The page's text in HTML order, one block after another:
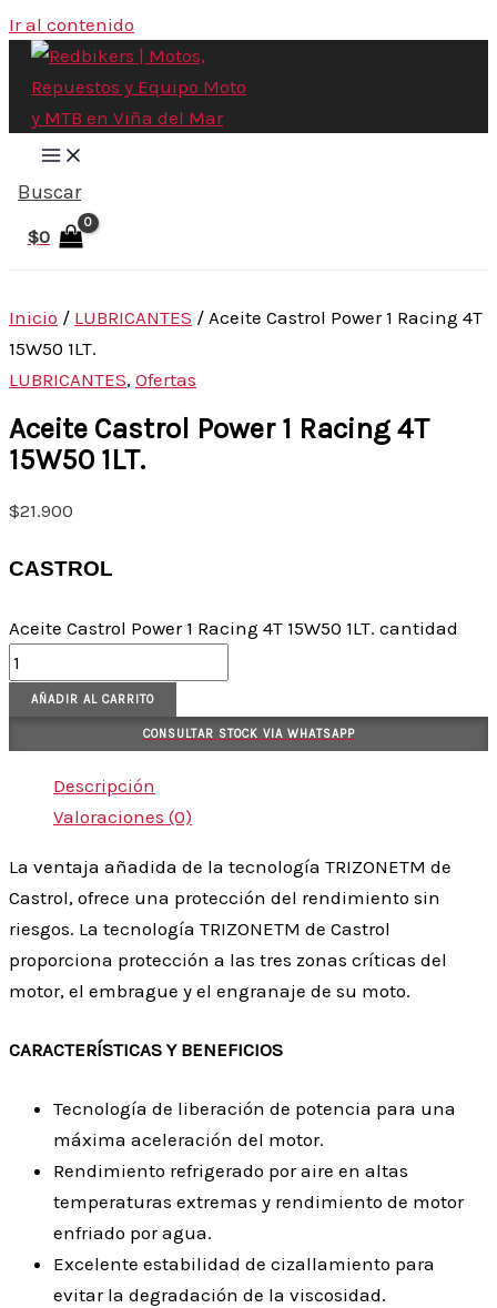
Ir al contenido
Buscar
$0
Inicio / LUBRICANTES / Aceite Castrol Power 1 Racing 4T
15W50 1LT.
LUBRICANTES, Ofertas
Aceite Castrol Power 1 Racing 4T
15W50 1LT.
$21.900
CASTROL
Aceite Castrol Power 1 Racing 4T 15W50 1LT. cantidad
AÑADIR AL CARRITO
CONSULTAR STOCK VIA WHATSAPP
Descripción
Valoraciones (0)
La ventaja añadida de la tecnología TRIZONETM de
Castrol, ofrece una protección del rendimiento sin
riesgos. La tecnología TRIZONETM de Castrol
proporciona protección a las tres zonas críticas del
motor, el embrague y el engranaje de su moto.
CARACTERÍSTICAS Y BENEFICIOS
Tecnología de liberación de potencia para una
máxima aceleración del motor.
Rendimiento refrigerado por aire en altas
temperaturas extremas y rendimiento de motor
enfriado por agua.
Excelente estabilidad de cizallamiento para
evitar la degradación de la viscosidad.